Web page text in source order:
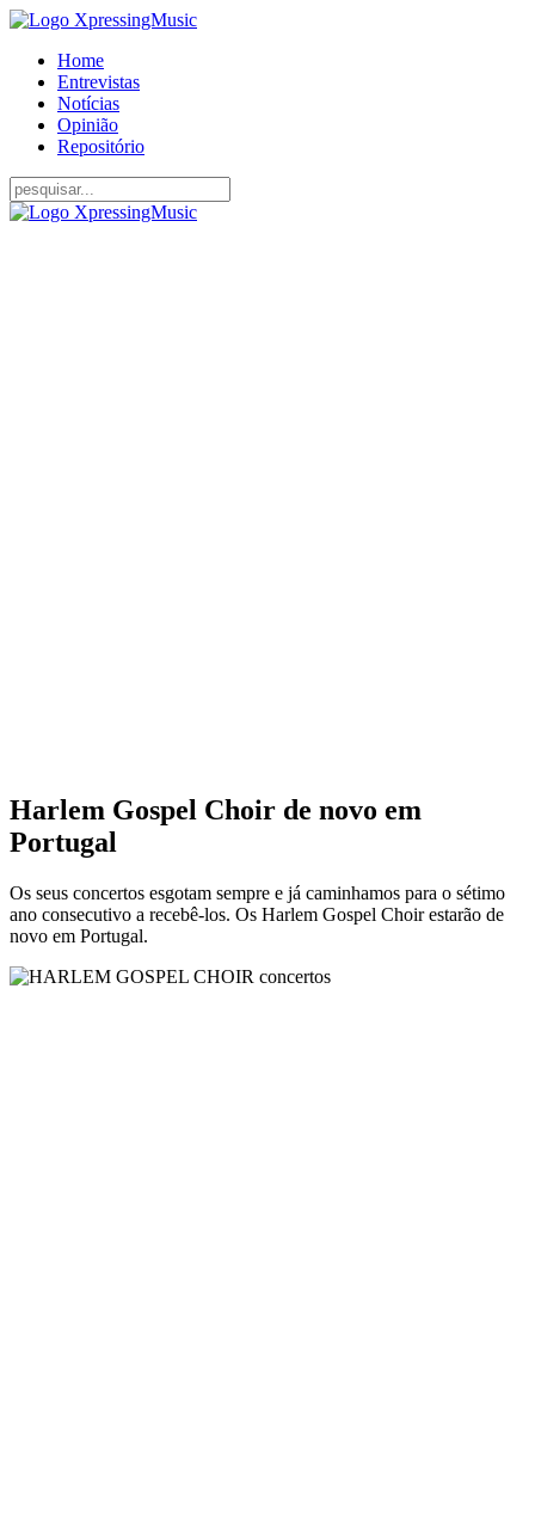
Home
Entrevistas
Notícias
Opinião
Repositório
Harlem Gospel Choir de novo em
Portugal
Os seus concertos esgotam sempre e já caminhamos para o sétimo
ano consecutivo a recebê-los. Os Harlem Gospel Choir estarão de
novo em Portugal.